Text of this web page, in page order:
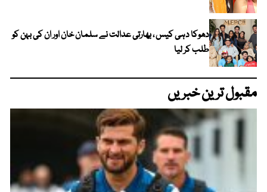
دھوکا دہی کیس ، بھارتی عدالت نے سلمان خان اور ان کی بہن کو
طلب کر لیا
مقبول ترین خبریں